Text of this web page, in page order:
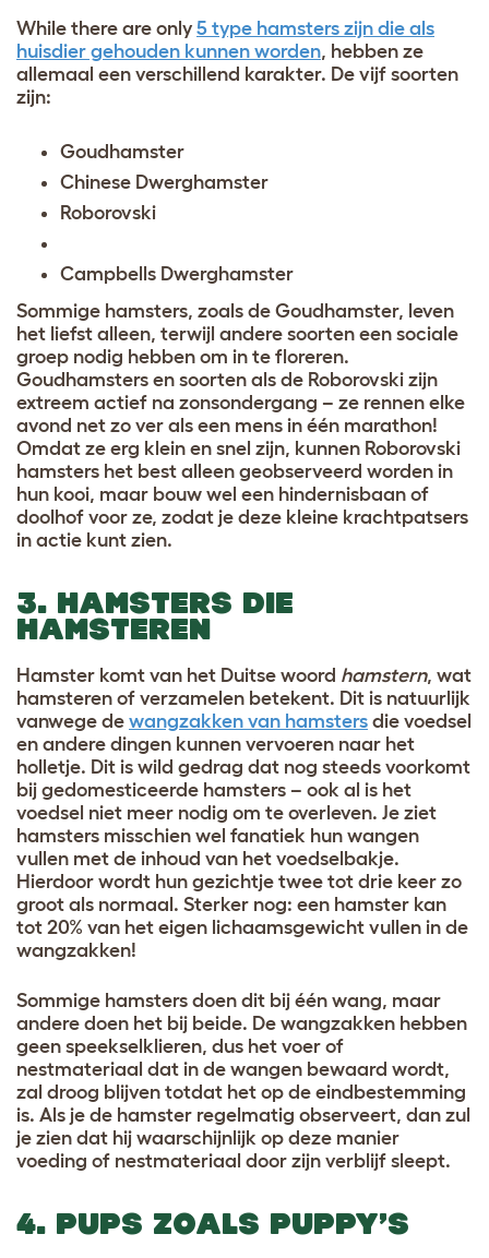
While there are only 5 type hamsters zijn die als
huisdier gehouden kunnen worden, hebben ze
allemaal een verschillend karakter. De vijf soorten
zijn:
Goudhamster
Chinese Dwerghamster
Roborovski
Campbells Dwerghamster
Sommige hamsters, zoals de Goudhamster, leven
het liefst alleen, terwijl andere soorten een sociale
groep nodig hebben om in te floreren.
Goudhamsters en soorten als de Roborovski zijn
extreem actief na zonsondergang – ze rennen elke
avond net zo ver als een mens in één marathon!
Omdat ze erg klein en snel zijn, kunnen Roborovski
hamsters het best alleen geobserveerd worden in
hun kooi, maar bouw wel een hindernisbaan of
doolhof voor ze, zodat je deze kleine krachtpatsers
in actie kunt zien.
3. HAMSTERS DIE
HAMSTEREN
Hamster komt van het Duitse woord hamstern, wat
hamsteren of verzamelen betekent. Dit is natuurlijk
vanwege de wangzakken van hamsters die voedsel
en andere dingen kunnen vervoeren naar het
holletje. Dit is wild gedrag dat nog steeds voorkomt
bij gedomesticeerde hamsters – ook al is het
voedsel niet meer nodig om te overleven. Je ziet
hamsters misschien wel fanatiek hun wangen
vullen met de inhoud van het voedselbakje.
Hierdoor wordt hun gezichtje twee tot drie keer zo
groot als normaal. Sterker nog: een hamster kan
tot 20% van het eigen lichaamsgewicht vullen in de
wangzakken!
Sommige hamsters doen dit bij één wang, maar
andere doen het bij beide. De wangzakken hebben
geen speekselklieren, dus het voer of
nestmateriaal dat in de wangen bewaard wordt,
zal droog blijven totdat het op de eindbestemming
is. Als je de hamster regelmatig observeert, dan zul
je zien dat hij waarschijnlijk op deze manier
voeding of nestmateriaal door zijn verblijf sleept.
4. PUPS ZOALS PUPPY’S